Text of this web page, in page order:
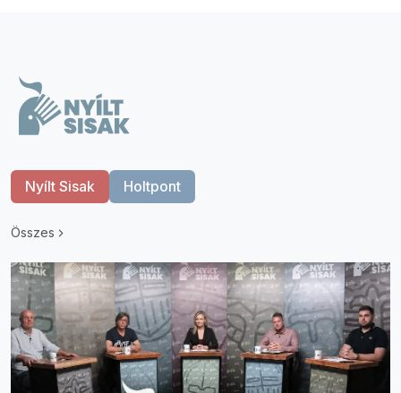
Nyílt Sisak Holtpont
Összes